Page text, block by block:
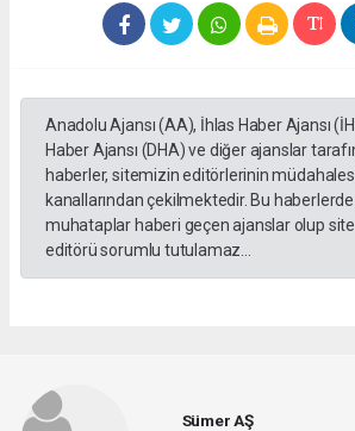
Anadolu Ajansı (AA), İhlas Haber Ajansı
Haber Ajansı (DHA) ve diğer ajanslar
haberler, sitemizin editörlerinin
kanallarından çekilmektedir. Bu
muhataplar haberi geçen ajanslar olup
editörü sorumlu tutulamaz...
Sümer AŞ